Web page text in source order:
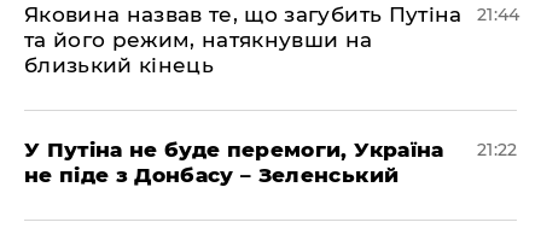
Яковина назвав те, що загубить Путіна
та його режим, натякнувши на
близький кінець
21:44
У Путіна не буде перемоги, Україна
не піде з Донбасу – Зеленський
21:22